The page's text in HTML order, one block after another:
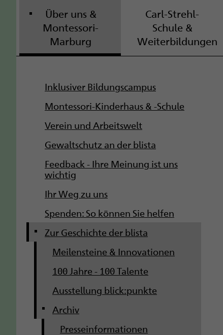
Über uns &
Montessori-
Marburg
Carl-Strehl-
Schule &
Weiterbildungen
g
o
Inklusiver Bildungscampus
Montessori-Kinderhaus & -Schule
Verein und Arbeitswelt
Gewaltschutz an der blista
Feedback - Ihre Meinung ist uns
wichtig
Ihr Weg zu uns
Spenden: So können Sie helfen
Zur Geschichte der blista
Meilensteine & Innovationen
100 Jahre - 100 Talente
Ausstellung blick:punkte
Archiv
Presseinformationen